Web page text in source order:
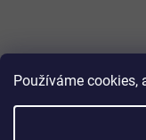
Používáme